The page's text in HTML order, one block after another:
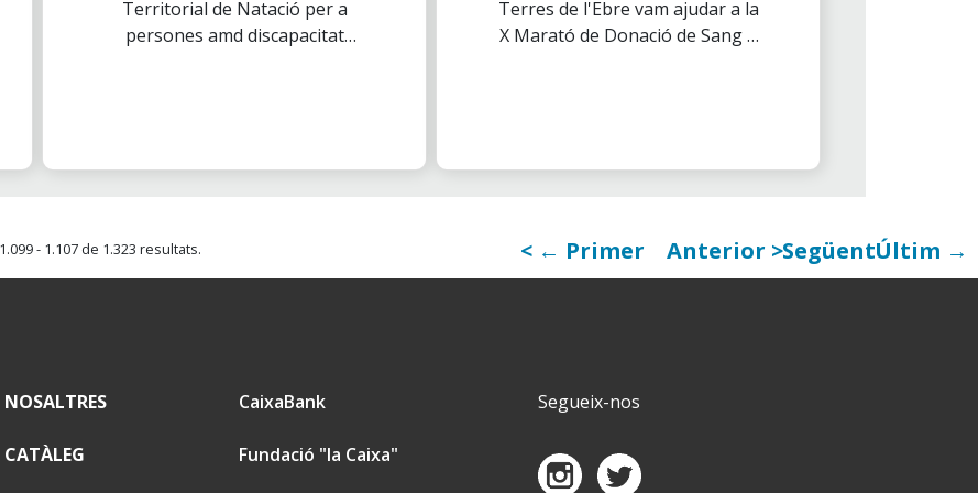
intel.lectual
Territorial de Natació per a
persones amd discapacitat
Terres de l'Ebre vam ajudar a la
X Marató de Donació de Sang a
- 1.107 de 1.323 resultats. ← Primer Anterior SegüentÚltim →
NOSALTRES
CATÀLEG
CaixaBank
Fundació "la Caixa"
Segueix-nos